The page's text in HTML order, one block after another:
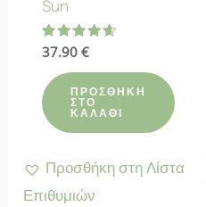
Sun
Βαθμολογήθηκε
με
4.67
από 5
37.90 €
ΠΡΟΣΘΉΚΗ
ΣΤΟ
ΚΑΛΆΘΙ
Προσθήκη στη Λίστα
Επιθυμιών